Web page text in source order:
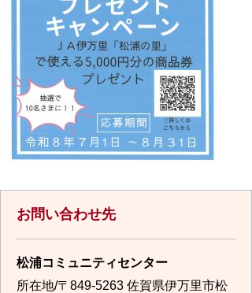
お問い合わせ先
松浦コミュニティセンター
所在地/〒849-5263 佐賀県伊万里市松